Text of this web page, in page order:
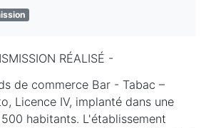
RÉALISÉ -
de commerce Bar - Tabac –
Licence IV, implanté dans une
habitants. L'établissement